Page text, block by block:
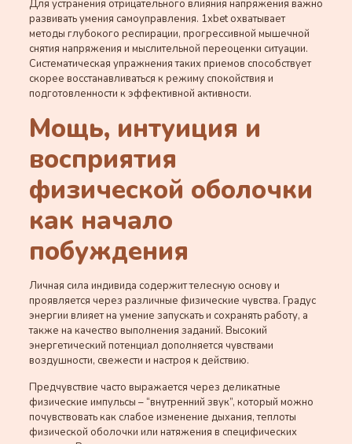
Для устранения отрицательного влияния напряжения важно
развивать умения самоуправления. 1xbet охватывает
методы глубокого респирации, прогрессивной мышечной
снятия напряжения и мыслительной переоценки ситуации.
Систематическая упражнения таких приемов способствует
скорее восстанавливаться к режиму спокойствия и
подготовленности к эффективной активности.
Мощь, интуиция и
восприятия
физической оболочки
как начало
побуждения
Личная сила индивида содержит телесную основу и
проявляется через различные физические чувства. Градус
энергии влияет на умение запускать и сохранять работу, а
также на качество выполнения заданий. Высокий
энергетический потенциал дополняется чувствами
воздушности, свежести и настроя к действию.
Предчувствие часто выражается через деликатные
физические импульсы – “внутренний звук”, который можно
почувствовать как слабое изменение дыхания, теплоты
физической оболочки или натяжения в специфических